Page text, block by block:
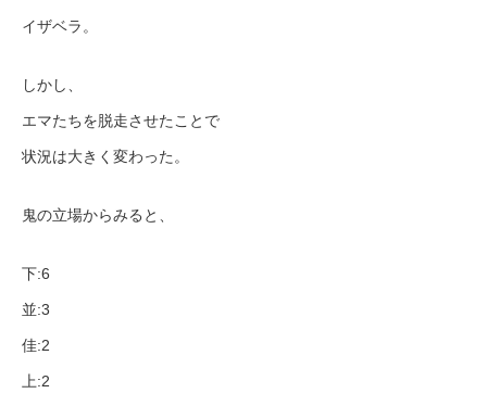
イザベラ。
しかし、
エマたちを脱走させたことで
状況は大きく変わった。
鬼の立場からみると、
下:6
並:3
佳:2
上:2